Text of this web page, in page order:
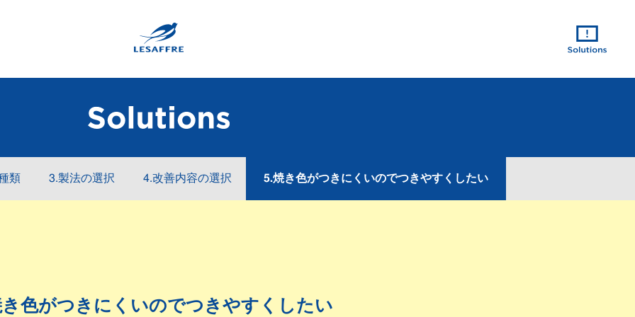
類 3.製法の選択 4.改善内容の選択 5.焼き色がつきにくいのでつきやすくしたい
色がつきにくいのでつきやすくしたい